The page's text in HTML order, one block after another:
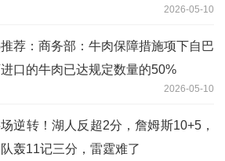
2026-05-10
荐：商务部：牛肉保障措施项下自巴
口的牛肉已达规定数量的50%
2026-05-10
逆转！湖人反超2分，詹姆斯10+5，
轰11记三分，雷霆难了